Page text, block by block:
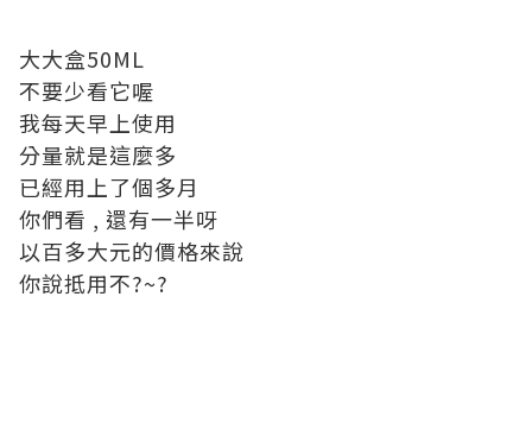
大大盒50ML
不要少看它喔
我每天早上使用
分量就是這麼多
已經用上了個多月
你們看 , 還有一半呀
以百多大元的價格來說
你說抵用不?~?